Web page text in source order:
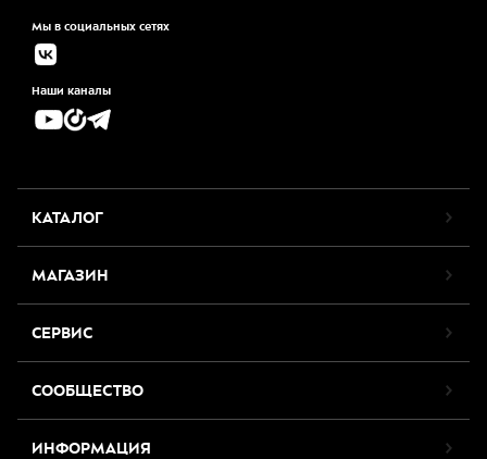
Мы в социальных сетях
Наши каналы
КАТАЛОГ
МАГАЗИН
СЕРВИС
СООБЩЕСТВО
ИНФОРМАЦИЯ